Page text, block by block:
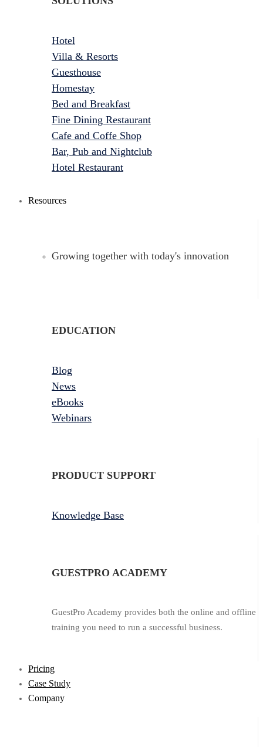
Hotel
Villa & Resorts
Guesthouse
Homestay
Bed and Breakfast
Fine Dining Restaurant
Cafe and Coffe Shop
Bar, Pub and Nightclub
Hotel Restaurant
Resources
Growing together with today's innovation
EDUCATION
Blog
News
eBooks
Webinars
PRODUCT SUPPORT
Knowledge Base
GUESTPRO ACADEMY
GuestPro Academy provides both the online and offline
training you need to run a successful business.
Pricing
Case Study
Company